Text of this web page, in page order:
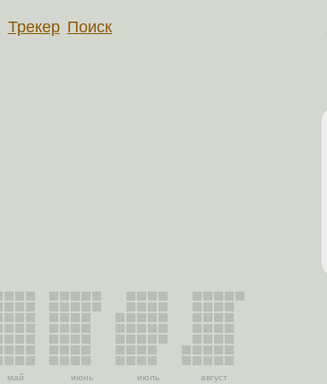
Трекер Поиск
май июнь июль август